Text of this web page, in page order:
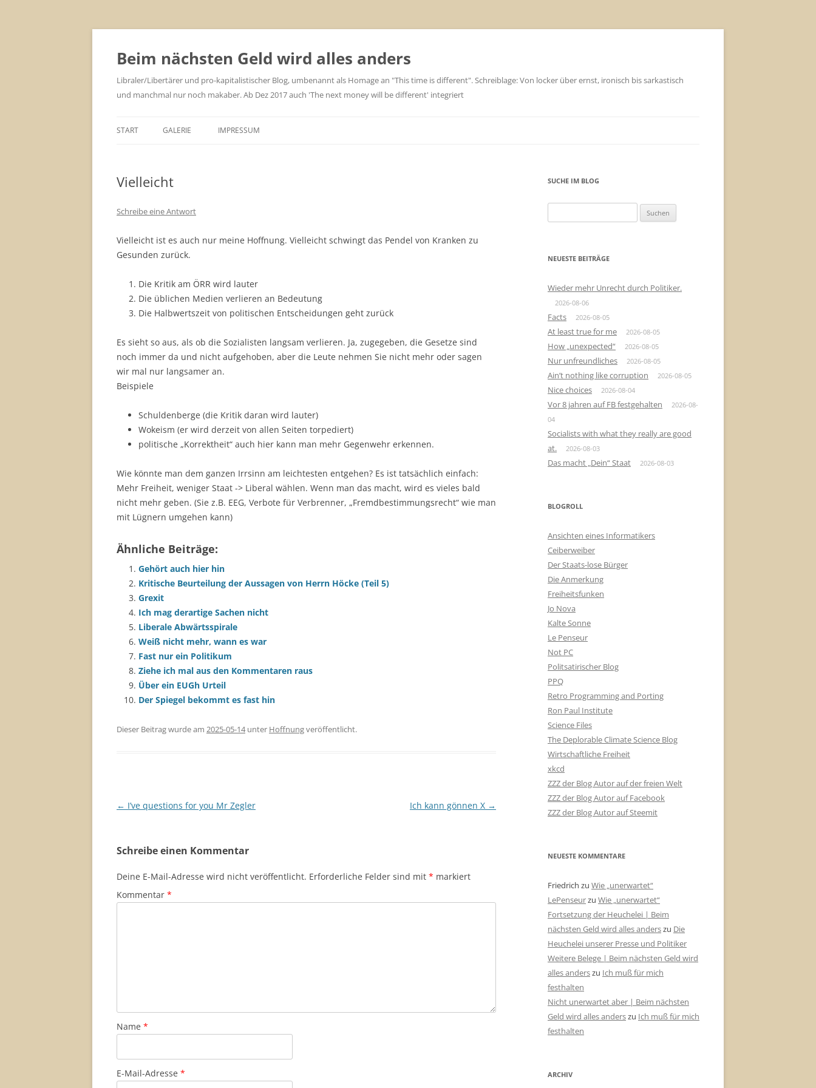
Zum
springen
Beim nächsten Geld wird alles anders
Libraler/Libertärer und pro-kapitalistischer Blog, umbenannt als Homage an "This time is different". Schreiblage: Von locker über ernst, ironisch bis sarkastisch
und manchmal nur noch makaber. Ab Dez 2017 auch 'The next money will be different' integriert
START GALERIE IMPRESSUM
Vielleicht
Schreibe eine Antwort
Vielleicht ist es auch nur meine Hoffnung. Vielleicht schwingt das Pendel von Kranken zu
Gesunden zurück.
Die Kritik am ÖRR wird lauter
Die üblichen Medien verlieren an Bedeutung
Die Halbwertszeit von politischen Entscheidungen geht zurück
Es sieht so aus, als ob die Sozialisten langsam verlieren. Ja, zugegeben, die Gesetze sind
noch immer da und nicht aufgehoben, aber die Leute nehmen Sie nicht mehr oder sagen
wir mal nur langsamer an.
Beispiele
Schuldenberge (die Kritik daran wird lauter)
Wokeism (er wird derzeit von allen Seiten torpediert)
politische „Korrektheit“ auch hier kann man mehr Gegenwehr erkennen.
Wie könnte man dem ganzen Irrsinn am leichtesten entgehen? Es ist tatsächlich einfach:
Mehr Freiheit, weniger Staat -> Liberal wählen. Wenn man das macht, wird es vieles bald
nicht mehr geben. (Sie z.B. EEG, Verbote für Verbrenner, „Fremdbestimmungsrecht“ wie man
mit Lügnern umgehen kann)
Ähnliche Beiträge:
Gehört auch hier hin
Kritische Beurteilung der Aussagen von Herrn Höcke (Teil 5)
Grexit
Ich mag derartige Sachen nicht
Liberale Abwärtsspirale
Weiß nicht mehr, wann es war
Fast nur ein Politikum
Ziehe ich mal aus den Kommentaren raus
Über ein EUGh Urteil
Der Spiegel bekommt es fast hin
Dieser Beitrag wurde am 2025-05-14unter Hoffnungveröffentlicht.
Beitragsnavigation
← I’ve questions for you Mr Zegler Ich kann gönnen X →
Schreibe einen Kommentar
Deine E-Mail-Adresse wird nicht veröffentlicht. Erforderliche Felder sind mit * markiert
Kommentar *
Name *
E-Mail-Adresse *
SUCHE IM BLOG
nach:
NEUESTE BEITRÄGE
Wieder mehr Unrecht durch Politiker.
2026-08-06
Facts 2026-08-05
At least true for me 2026-08-05
How „unexpected“ 2026-08-05
Nur unfreundliches 2026-08-05
Ain’t nothing like corruption 2026-08-05
Nice choices 2026-08-04
Vor 8 jahren auf FB festgehalten
2026-08-
04
Socialists with what they really are good
at.
2026-08-03
Das macht „Dein“ Staat 2026-08-03
BLOGROLL
Ansichten eines Informatikers
Ceiberweiber
Der Staats-lose Bürger
Die Anmerkung
Freiheitsfunken
Jo Nova
Kalte Sonne
Le Penseur
Not PC
Politsatirischer Blog
PPQ
Retro Programming and Porting
Ron Paul Institute
Science Files
The Deplorable Climate Science Blog
Wirtschaftliche Freiheit
xkcd
ZZZ der Blog Autor auf der freien Welt
ZZZ der Blog Autor auf Facebook
ZZZ der Blog Autor auf Steemit
NEUESTE KOMMENTARE
Friedrich zu Wie „unerwartet“
LePenseurzu Wie „unerwartet“
Fortsetzung der Heuchelei | Beim
nächsten Geld wird alles anderszu Die
Heuchelei unserer Presse und Politiker
Weitere Belege | Beim nächsten Geld wird
alles anderszu Ich muß für mich
festhalten
Nicht unerwartet aber | Beim nächsten
Geld wird alles anderszu Ich muß für mich
festhalten
ARCHIV